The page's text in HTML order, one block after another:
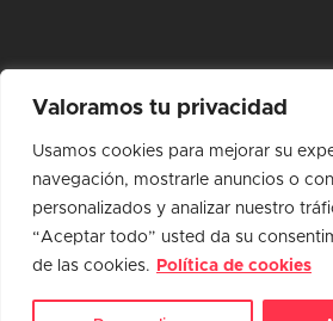
Valoramos tu privacidad
Usamos cookies para mejorar su
navegación, mostrarle anuncios o
personalizados y analizar nuestro
“Aceptar todo” usted da su
de las cookies.
Política de cookies